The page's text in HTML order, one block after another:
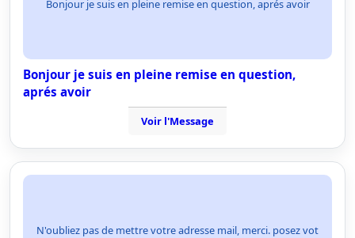
Bonjour je suis en pleine remise en question, aprés avoir
Bonjour je suis en pleine remise en question,
aprés avoir
Voir l'Message
N'oubliez pas de mettre votre adresse mail, merci. posez vot